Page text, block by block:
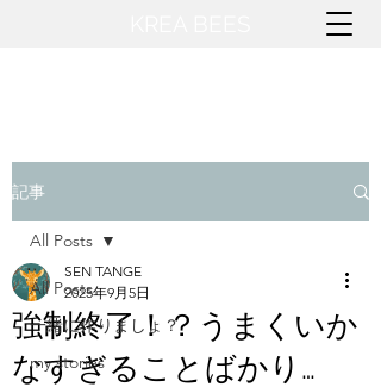
記事
All Posts
一緒に作りましょ？
my stories
All Posts
強制終了！？うまくいか
なすぎることばかり…
SEN TANGE
2025年9月5日